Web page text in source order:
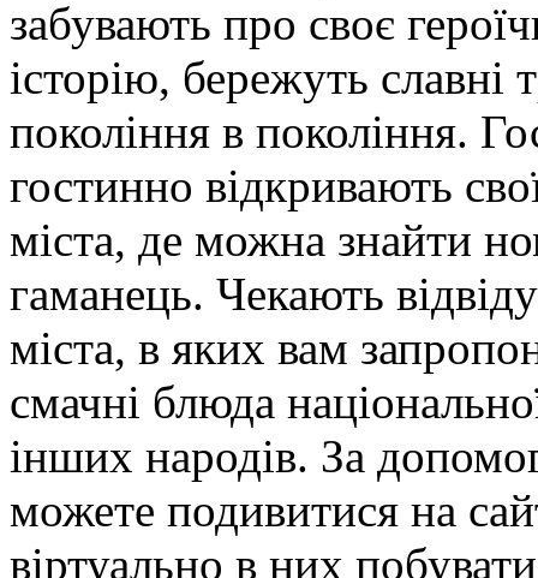
забувають про своє
історію, бережуть славні
покоління в покоління.
гостинно відкривають
міста, де можна знайти
гаманець. Чекають
міста, в яких вам
смачні блюда
інших народів. За
можете подивитися на
віртуально в них